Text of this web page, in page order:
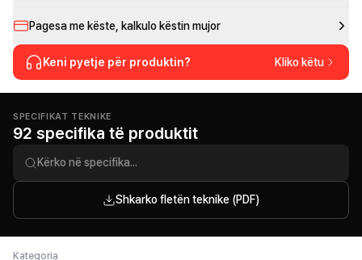
Pagesa me këste, kalkulo këstin mujor
Keni pyetje për produktin? Kliko këtu
SPECIFIKAT TEKNIKE
92 specifika të produktit
Shkarko fletën teknike (PDF)
Kategoria